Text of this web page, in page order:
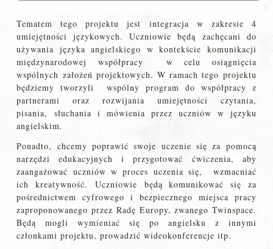
Tematem tego projektu jest integracja w zakresie 4
umiejętności językowych. Uczniowie będą zachęcani do
używania języka angielskiego w kontekście komunikacji
międzynarodowej współpracy w celu osiągnięcia
wspólnych założeń projektowych. W ramach tego projektu
będziemy tworzyli wspólny program do współpracy z
partnerami oraz rozwijania umiejętności czytania,
pisania, słuchania i mówienia przez uczniów w języku
angielskim.
Ponadto, chcemy poprawić swoje uczenie się za pomocą
narzędzi edukacyjnych i przygotować ćwiczenia, aby
zaangażować uczniów w proces uczenia się, wzmacniać
ich kreatywność. Uczniowie będą komunikować się za
pośrednictwem cyfrowego i bezpiecznego miejsca pracy
zaproponowanego przez Radę Europy, zwanego Twinspace.
Będą mogli wymieniać się po angielsku z innymi
członkami projektu, prowadzić wideokonferencje itp.